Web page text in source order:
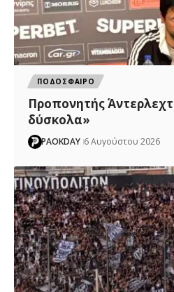
ΠΟΔΟΣΦΑΙΡΟ
Προπονητής
δύσκολα»
PAOKDAY 6 Αυγούστου 2026